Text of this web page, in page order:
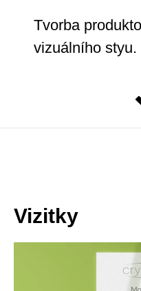
Tvorba
vizuálního styu.
Vizitky